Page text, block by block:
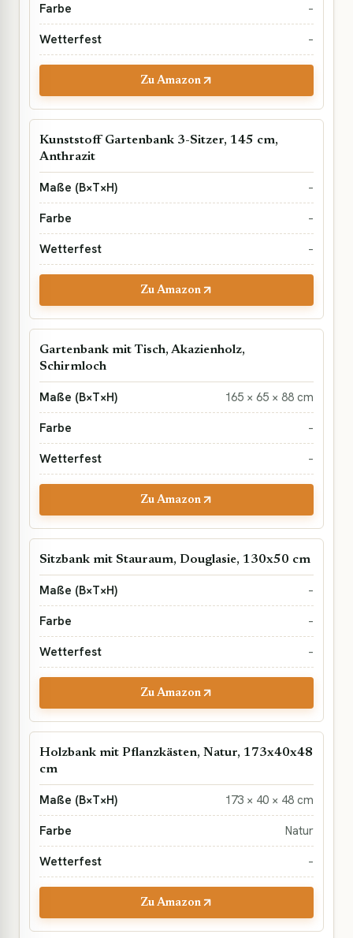
–
–
Zu Amazon
Kunststoff Gartenbank 3-Sitzer, 145 cm,
Anthrazit
–
–
–
Zu Amazon
Gartenbank mit Tisch, Akazienholz,
Schirmloch
165 × 65 × 88 cm
–
–
Zu Amazon
Sitzbank mit Stauraum, Douglasie, 130x50 cm
–
–
–
Zu Amazon
Holzbank mit Pflanzkästen, Natur, 173x40x48
cm
173 × 40 × 48 cm
Natur
–
Zu Amazon